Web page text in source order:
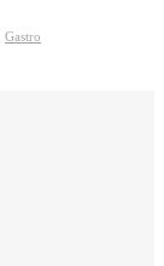
Gastro